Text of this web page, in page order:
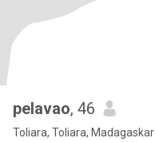
pelavao, 46
Toliara, Toliara, Madagaskar